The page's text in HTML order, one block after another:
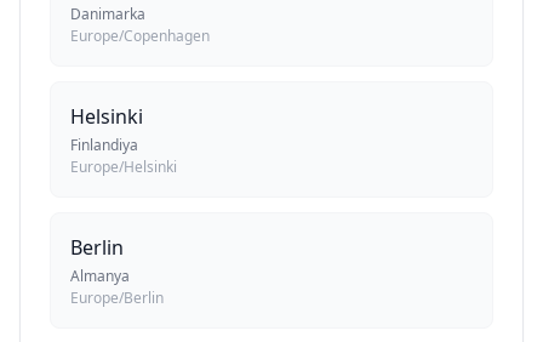
Danimarka
Europe/Copenhagen
Helsinki
Finlandiya
Europe/Helsinki
Berlin
Almanya
Europe/Berlin